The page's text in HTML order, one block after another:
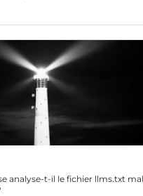
analyse-t-il le fichier llms.txt